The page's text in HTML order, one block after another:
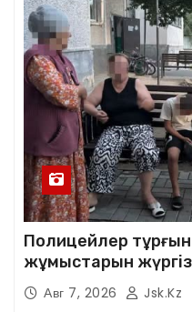
Полицейлер тұрғын
жұмыстарын
Авг 7, 2026 Jsk.kz